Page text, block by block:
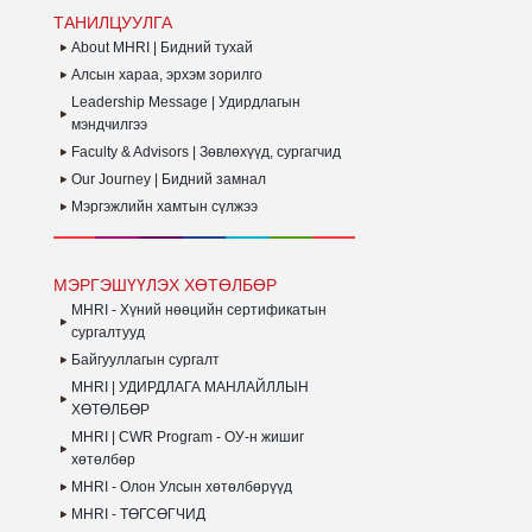
ТАНИЛЦУУЛГА
About MHRI | Бидний тухай
Алсын хараа, эрхэм зорилго
Leadership Message | Удирдлагын
мэндчилгээ
Faculty & Advisors | Зөвлөхүүд, сургагчид
Our Journey | Бидний замнал
Мэргэжлийн хамтын сүлжээ
МЭРГЭШҮҮЛЭХ ХӨТӨЛБӨР
MHRI - Хүний нөөцийн сертификатын
сургалтууд
Байгууллагын сургалт
MHRI | УДИРДЛАГА МАНЛАЙЛЛЫН
ХӨТӨЛБӨР
MHRI | CWR Program - ОУ-н жишиг
хөтөлбөр
MHRI - Олон Улсын хөтөлбөрүүд
MHRI - ТӨГСӨГЧИД